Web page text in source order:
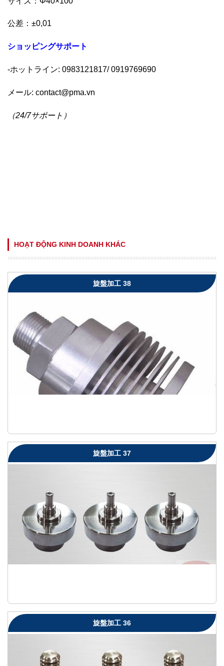
公差：±0,01
ショッピングサポー ト
-ホットライン: 0983121817/ 0919769690
メール: contact@pma.vn
（24/7サポート ）
HOẠT ĐỘNG KINH DOANH KHÁC
旋盤加工 38
旋盤加工 37
旋盤加工 36